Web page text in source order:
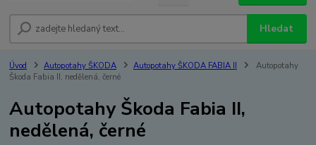
Hledat
Úvod Autopotahy ŠKODA Autopotahy ŠKODA FABIA II
Autopotahy
Škoda Fabia II, nedělená, černé
Autopotahy Škoda Fabia II,
nedělená, černé